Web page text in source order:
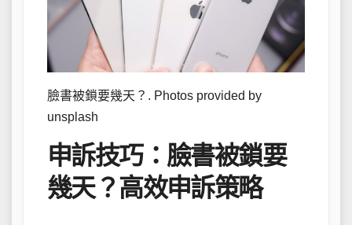
臉書被鎖要幾天？. Photos provided by
unsplash
申訴技巧：臉書被鎖要
幾天？高效申訴策略